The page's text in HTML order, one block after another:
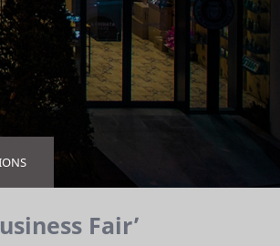
Fair’